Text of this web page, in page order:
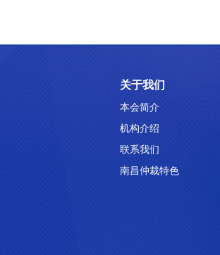
关于我们
本会简介
机构介绍
联系我们
南昌仲裁特色